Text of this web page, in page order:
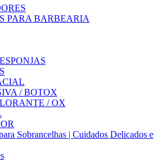
PARA BARBEARIA
/ BOTOX
/ OX
Sobrancelhas | Cuidados Delicados e